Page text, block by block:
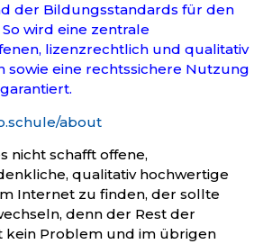
der Bildungsstandards für den
wird eine zentrale
lizenzrechtlich und qualitativ
sowie eine rechtssichere Nutzung
about
nicht schafft offene,
qualitativ hochwertige
Internet zu finden, der sollte
denn der Rest der
kein Problem und im übrigen